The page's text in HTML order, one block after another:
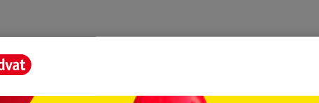
ruimtes. In kleine hoeveelheden